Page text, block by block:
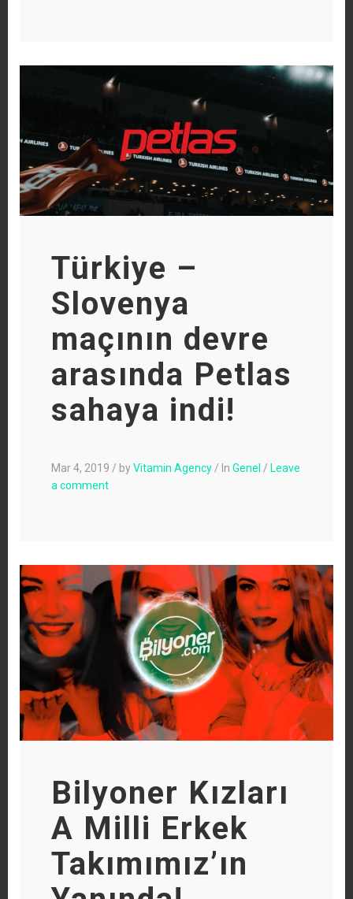
Türkiye –
Slovenya
maçının devre
arasında Petlas
sahaya indi!
Mar 4, 2019 / byVitamin Agency / In Genel / Leave
a comment
Bilyoner Kızları
A Milli Erkek
Takımımız’ın